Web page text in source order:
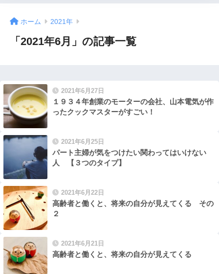
ホーム 2021年
「2021年6月」の記事一覧
2021年6月27日
１９３４年創業のモーターの会社、山本電気が作
ったクックマスターがすごい！
2021年6月25日
パート主婦が気をつけたい関わってはいけない
人 【３つのタイプ】
2021年6月22日
高齢者と働くと、将来の自分が見えてくる その
２
2021年6月21日
高齢者と働くと、将来の自分が見えてくる